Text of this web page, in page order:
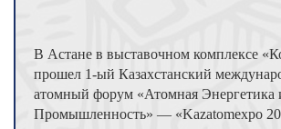
В Астане в выставочном комплексе
прошел 1-ый Казахстанский
атомный форум «Атомная Энергетика
Промышленность» — «Kazatomexpo